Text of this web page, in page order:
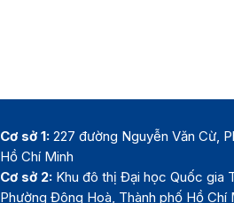
Cơ sở 1: 227 đường Nguyễn Văn Cừ,
Hồ Chí Minh
Cơ sở 2: Khu đô thị Đại học Quốc gia
Phường Đông Hoà, Thành phố Hồ Chí